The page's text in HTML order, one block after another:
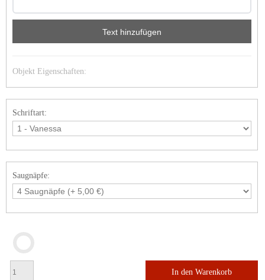
Text hinzufügen
Objekt Eigenschaften:
Schriftart:
Saugnäpfe:
In den Warenkorb